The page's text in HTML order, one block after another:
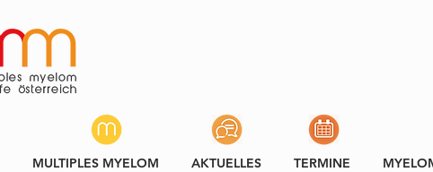
MULTIPLES MYELOM AKTUELLES TERMINE